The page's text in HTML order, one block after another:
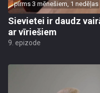
pirms 3 mēnešiem, 1 nedēļas
Sievietei ir daudz
ar vīriešiem
9. epizode